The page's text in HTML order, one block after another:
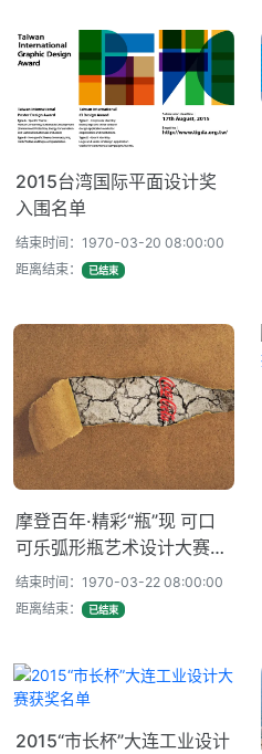
2015台湾国际平面设计奖
入围名单
结束时间：1970-03-20 08:00:00
距离结束：
已结束
摩登百年·精彩“瓶”现 可口
可乐弧形瓶艺术设计大赛获
奖名单出炉
结束时间：1970-03-22 08:00:00
距离结束：
已结束
2015“市长杯”大连工业设计